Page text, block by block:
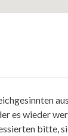
es wieder
bitte,